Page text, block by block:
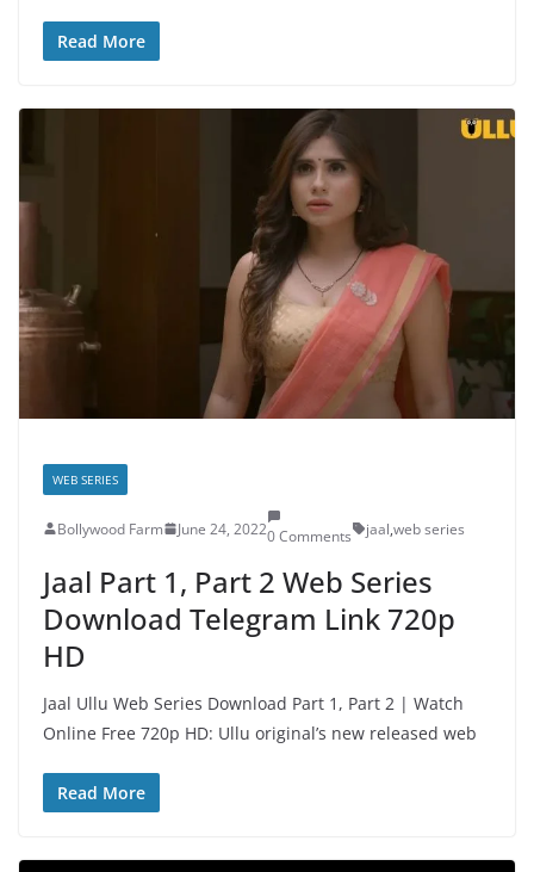
Read More
WEB SERIES
Bollywood Farm June 24, 20220 Comments jaal,web series
Jaal Part 1, Part 2 Web Series
Download Telegram Link 720p
HD
Jaal Ullu Web Series Download Part 1, Part 2 | Watch
Online Free 720p HD: Ullu original’s new released web
Read More